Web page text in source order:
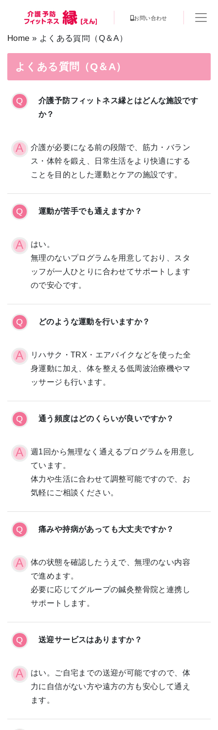
お問い合わせ
Home » よくある質問（Q＆A）
よくある質問（Q＆A）
介護予防フィットネス縁とはどんな施設です
か？
介護が必要になる前の段階で、筋力・バラン
ス・体幹を鍛え、日常生活をより快適にする
ことを目的とした運動とケアの施設です。
運動が苦手でも通えますか？
はい。
無理のないプログラムを用意しており、スタ
ッフが一人ひとりに合わせてサポートします
ので安心です。
どのような運動を行いますか？
リハサク・TRX・エアバイクなどを使った全
身運動に加え、体を整える低周波治療機やマ
ッサージも行います。
通う頻度はどのくらいが良いですか？
週1回から無理なく通えるプログラムを用意し
ています。
体力や生活に合わせて調整可能ですので、お
気軽にご相談ください。
痛みや持病があっても大丈夫ですか？
体の状態を確認したうえで、無理のない内容
で進めます。
必要に応じてグループの鍼灸整骨院と連携し
サポートします。
送迎サービスはありますか？
はい。ご自宅までの送迎が可能ですので、体
力に自信がない方や遠方の方も安心して通え
ます。